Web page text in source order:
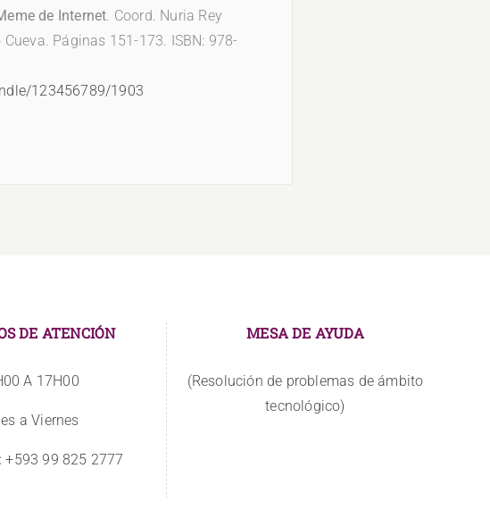
de Internet. Coord. Nuria Rey
Páginas 151-173. ISBN: 978-
123456789/1903
DE ATENCIÓN
A 17H00
a Viernes
+593 99 825 2777
MESA DE AYUDA
(Resolución de problemas de ámbito
tecnológico)